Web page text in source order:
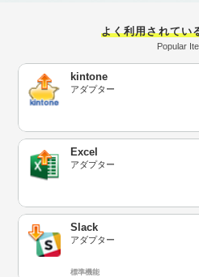
よく利用されてい
Popular
kintone
アダプター
Excel
アダプター
Slack
アダプター
標準機能